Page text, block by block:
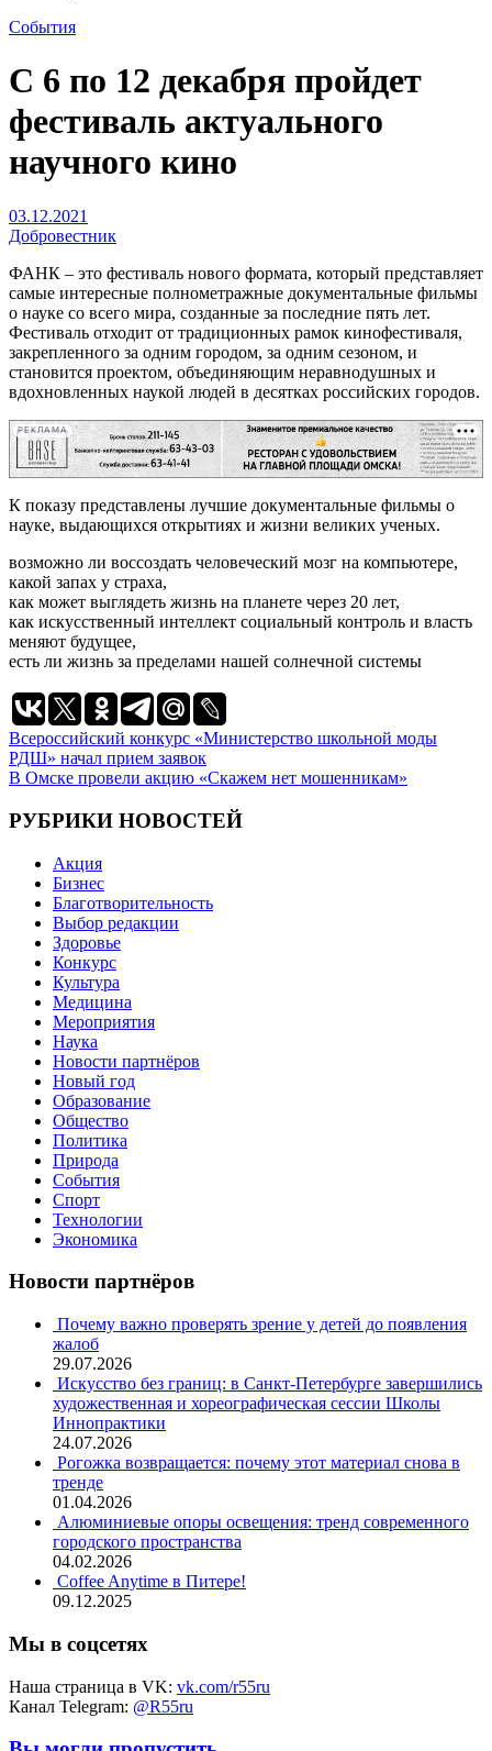
События
С 6 по 12 декабря пройдет
фестиваль актуального
научного кино
03.12.2021
Добровестник
ФАНК – это фестиваль нового формата, который представляет
самые интересные полнометражные документальные фильмы
о науке со всего мира, созданные за последние пять лет.
Фестиваль отходит от традиционных рамок кинофестиваля,
закрепленного за одним городом, за одним сезоном, и
становится проектом, объединяющим неравнодушных и
вдохновленных наукой людей в десятках российских городов.
РЕКЛАМА
К показу представлены лучшие документальные фильмы о
науке, выдающихся открытиях и жизни великих ученых.
возможно ли воссоздать человеческий мозг на компьютере,
какой запах у страха,
как может выглядеть жизнь на планете через 20 лет,
как искусственный интеллект социальный контроль и власть
меняют будущее,
есть ли жизнь за пределами нашей солнечной системы
Навигация
по
Всероссийский конкурс «Министерство школьной моды
РДШ» начал прием заявок
В Омске провели акцию «Скажем нет мошенникам»
РУБРИКИ НОВОСТЕЙ
Акция
Бизнес
Благотворительность
Выбор редакции
Здоровье
Конкурс
Культура
Медицина
Мероприятия
Наука
Новости партнёров
Новый год
Образование
Общество
Политика
Природа
События
Спорт
Технологии
Экономика
Новости партнёров
Почему важно проверять зрение у детей до появления
жалоб
29.07.2026
Искусство без границ: в Санкт-Петербурге завершились
художественная и хореографическая сессии Школы
Иннопрактики
24.07.2026
Рогожка возвращается: почему этот материал снова в
тренде
01.04.2026
Алюминиевые опоры освещения: тренд современного
городского пространства
04.02.2026
Coffee Anytime в Питере!
09.12.2025
Мы в соцсетях
Наша страница в VK: vk.com/r55ru
Канал Telegram: @R55ru